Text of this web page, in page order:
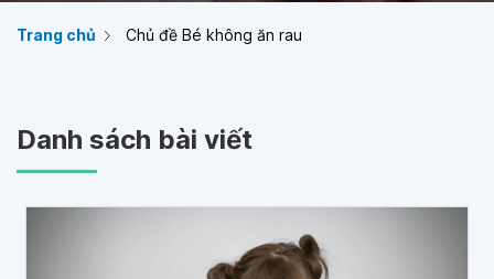
Trang chủ Chủ đề Bé không ăn rau
Danh sách bài viết